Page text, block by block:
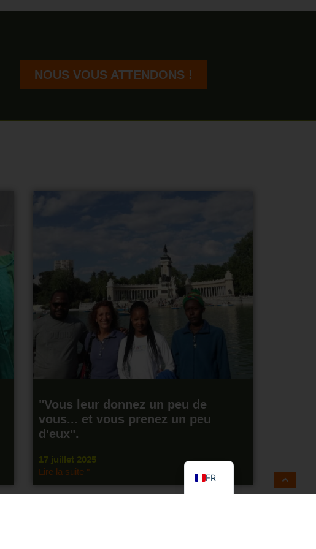
NOUS VOUS ATTENDONS !
"Vous leur donnez un peu de
vous... et vous prenez un peu
d'eux".
17 juillet 2025
Lire la suite "
FR